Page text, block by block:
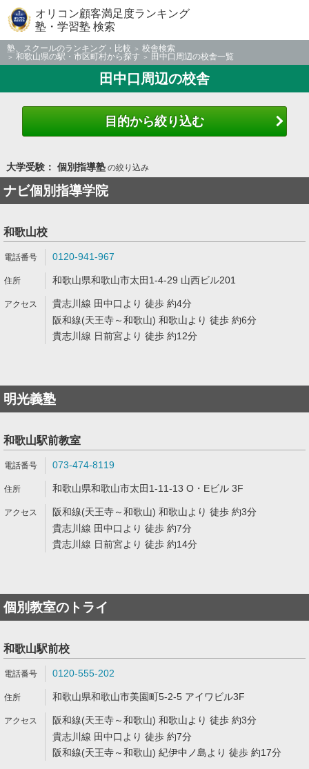
オリコン顧客満足度ランキング
塾・学習塾 検索
塾、スクールのランキング・比較
校舎検索
和歌山県の駅・市区町村から探す
田中口周辺の校舎一覧
田中口周辺の校舎
目的から絞り込む
大学受験： 個別指導塾の絞り込み
ナビ個別指導学院
和歌山校
0120-941-967
和歌山県和歌山市太田1-4-29 山西ビル201
貴志川線 田中口より 徒歩 約4分
阪和線(天王寺～和歌山) 和歌山より 徒歩 約6分
貴志川線 日前宮より 徒歩 約12分
明光義塾
和歌山駅前教室
073-474-8119
和歌山県和歌山市太田1-11-13 O・Eビル 3F
阪和線(天王寺～和歌山) 和歌山より 徒歩 約3分
貴志川線 田中口より 徒歩 約7分
貴志川線 日前宮より 徒歩 約14分
個別教室のトライ
和歌山駅前校
0120-555-202
和歌山県和歌山市美園町5-2-5 アイワビル3F
阪和線(天王寺～和歌山) 和歌山より 徒歩 約3分
貴志川線 田中口より 徒歩 約7分
阪和線(天王寺～和歌山) 紀伊中ノ島より 徒歩 約17分